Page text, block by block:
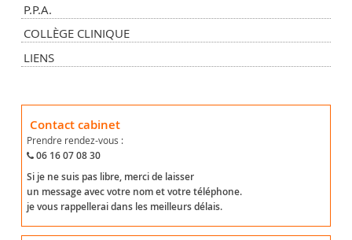
P.P.A.
COLLÈGE CLINIQUE
LIENS
Contact cabinet
Prendre rendez-vous :
06 16 07 08 30
Si je ne suis pas libre, merci de laisser
un message avec votre nom et votre téléphone.
je vous rappellerai dans les meilleurs délais.